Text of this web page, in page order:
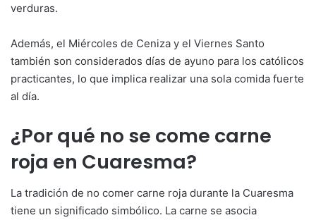
verduras.
Además, el Miércoles de Ceniza y el Viernes Santo
también son considerados días de ayuno para los católicos
practicantes, lo que implica realizar una sola comida fuerte
al día.
¿Por qué no se come carne
roja en Cuaresma?
La tradición de no comer carne roja durante la Cuaresma
tiene un significado simbólico. La carne se asocia